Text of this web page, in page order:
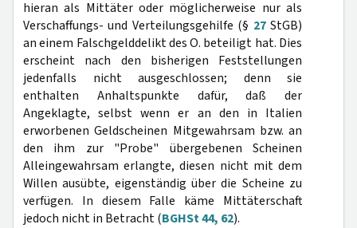
hieran als Mittäter oder möglicherweise nur als
Verschaffungs- und Verteilungsgehilfe (§ 27StGB)
an einem Falschgelddelikt des O. beteiligt hat. Dies
erscheint nach den bisherigen Feststellungen
jedenfalls nicht ausgeschlossen; denn sie
enthalten Anhaltspunkte dafür, daß der
Angeklagte, selbst wenn er an den in Italien
erworbenen Geldscheinen Mitgewahrsam bzw. an
den ihm zur "Probe" übergebenen Scheinen
Alleingewahrsam erlangte, diesen nicht mit dem
Willen ausübte, eigenständig über die Scheine zu
verfügen. In diesem Falle käme Mittäterschaft
jedoch nicht in Betracht (BGHSt 44, 62).